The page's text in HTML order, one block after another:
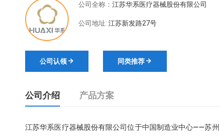
公司全称： 江苏华系医疗器械股份有限公司
公司地址: 江苏新发路27号
公司认领 同类推荐
公司介绍 产品方案
江苏华系医疗器械股份有限公司位于中国制造业中心——苏